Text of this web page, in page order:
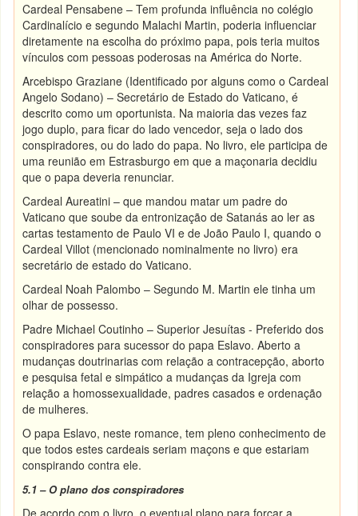
Cardeal Pensabene – Tem profunda influência no colégio
Cardinalício e segundo Malachi Martin, poderia influenciar
diretamente na escolha do próximo papa, pois teria muitos
vínculos com pessoas poderosas na América do Norte.
Arcebispo Graziane (Identificado por alguns como o Cardeal
Angelo Sodano) – Secretário de Estado do Vaticano, é
descrito como um oportunista. Na maioria das vezes faz
jogo duplo, para ficar do lado vencedor, seja o lado dos
conspiradores, ou do lado do papa. No livro, ele participa de
uma reunião em Estrasburgo em que a maçonaria decidiu
que o papa deveria renunciar.
Cardeal Aureatini – que mandou matar um padre do
Vaticano que soube da entronização de Satanás ao ler as
cartas testamento de Paulo VI e de João Paulo I, quando o
Cardeal Villot (mencionado nominalmente no livro) era
secretário de estado do Vaticano.
Cardeal Noah Palombo – Segundo M. Martin ele tinha um
olhar de possesso.
Padre Michael Coutinho – Superior Jesuítas - Preferido dos
conspiradores para sucessor do papa Eslavo. Aberto a
mudanças doutrinarias com relação a contracepção, aborto
e pesquisa fetal e simpático a mudanças da Igreja com
relação a homossexualidade, padres casados e ordenação
de mulheres.
O papa Eslavo, neste romance, tem pleno conhecimento de
que todos estes cardeais seriam maçons e que estariam
conspirando contra ele.
5.1 – O plano dos conspiradores
De acordo com o livro, o eventual plano para forçar a